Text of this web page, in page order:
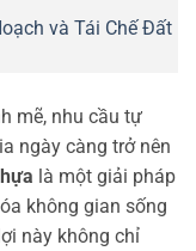
và Tái Chế Đất
mẽ, nhu cầu tự
ngày càng trở nên
là một giải pháp
không gian sống
này không chỉ